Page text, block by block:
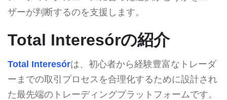
ザーが判断するのを支援します。
Total Interesórの紹介
Total Interesórは、初心者から経験豊富なトレーダ
ーまでの取引プロセスを合理化するために設計され
た最先端のトレーディングプラットフォームです。